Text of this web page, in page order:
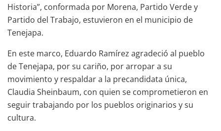
Historia”, conformada por Morena, Partido Verde y
Partido del Trabajo, estuvieron en el municipio de
Tenejapa.
En este marco, Eduardo Ramírez agradeció al pueblo
de Tenejapa, por su cariño, por arropar a su
movimiento y respaldar a la precandidata única,
Claudia Sheinbaum, con quien se comprometieron en
seguir trabajando por los pueblos originarios y su
cultura.